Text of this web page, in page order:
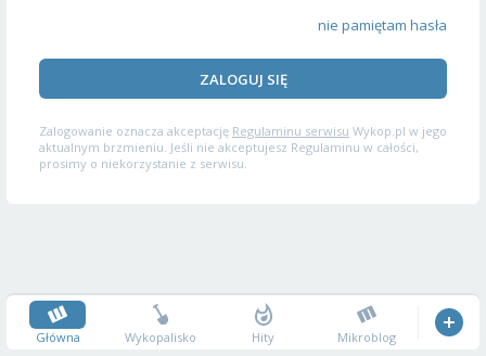
nie pamiętam hasła
ZALOGUJ SIĘ
Zalogowanie oznacza akceptację Regulaminu serwisu Wykop.pl w jego
aktualnym brzmieniu. Jeśli nie akceptujesz Regulaminu w całości,
prosimy o niekorzystanie z serwisu.
Główna Wykopalisko Hity Mikroblog